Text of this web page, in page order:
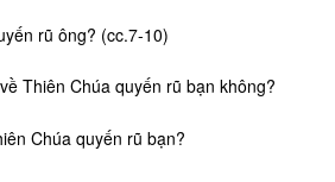
rũ ông? (cc.7-10)
Thiên Chúa quyến rũ bạn không?
Chúa quyến rũ bạn?